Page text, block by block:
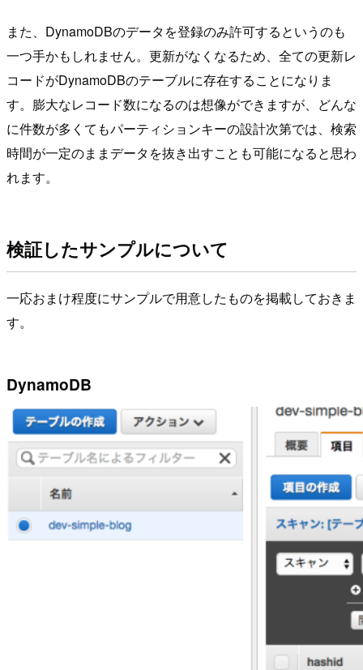
また、DynamoDBのデータを登録のみ許可するというのも
一つ手かもしれません。更新がなくなるため、全ての更新レ
コードがDynamoDBのテーブルに存在することになりま
す。膨大なレコード数になるのは想像ができますが、どんな
に件数が多くてもパーティションキーの設計次第では、検索
時間が一定のままデータを抜き出すことも可能になると思わ
れます。
検証したサンプルについて
一応おまけ程度にサンプルで用意したものを掲載しておきま
す。
DynamoDB